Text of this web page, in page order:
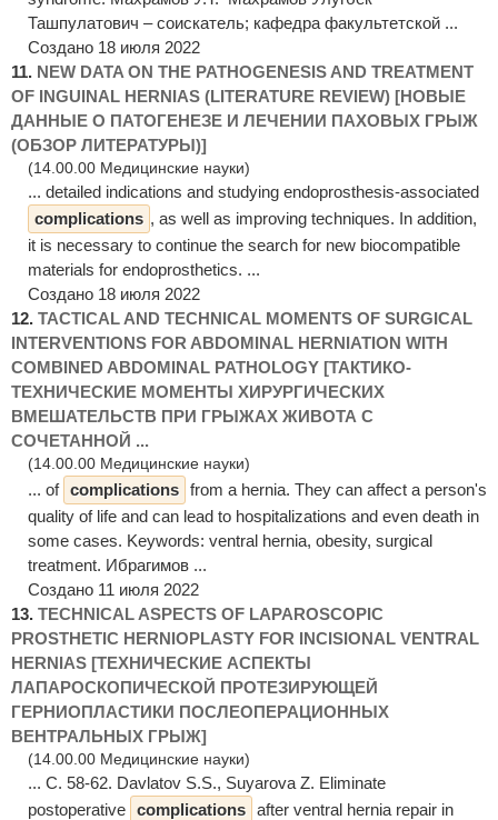
Ташпулатович – соискатель; кафедра факультетской ...
Создано 18 июля 2022
11. NEW DATA ON THE PATHOGENESIS AND TREATMENT
OF INGUINAL HERNIAS (LITERATURE REVIEW) [НОВЫЕ
ДАННЫЕ О ПАТОГЕНЕЗЕ И ЛЕЧЕНИИ ПАХОВЫХ ГРЫЖ
(ОБЗОР ЛИТЕРАТУРЫ)]
(14.00.00 Медицинские науки)
... detailed indications and studying endoprosthesis-associated
complications , as well as improving techniques. In addition,
it is necessary to continue the search for new biocompatible
materials for endoprosthetics. ...
Создано 18 июля 2022
12. TACTICAL AND TECHNICAL MOMENTS OF SURGICAL
INTERVENTIONS FOR ABDOMINAL HERNIATION WITH
COMBINED ABDOMINAL PATHOLOGY [ТАКТИКО-
ТЕХНИЧЕСКИЕ МОМЕНТЫ ХИРУРГИЧЕСКИХ
ВМЕШАТЕЛЬСТВ ПРИ ГРЫЖАХ ЖИВОТА С
СОЧЕТАННОЙ ...
(14.00.00 Медицинские науки)
... of complications from a hernia. They can affect a person's
quality of life and can lead to hospitalizations and even death in
some cases. Keywords: ventral hernia, obesity, surgical
treatment. Ибрагимов ...
Создано 11 июля 2022
13. TECHNICAL ASPECTS OF LAPAROSCOPIC
PROSTHETIC HERNIOPLASTY FOR INCISIONAL VENTRAL
HERNIAS [ТЕХНИЧЕСКИЕ АСПЕКТЫ
ЛАПАРОСКОПИЧЕСКОЙ ПРОТЕЗИРУЮЩЕЙ
ГЕРНИОПЛАСТИКИ ПОСЛЕОПЕРАЦИОННЫХ
ВЕНТРАЛЬНЫХ ГРЫЖ]
(14.00.00 Медицинские науки)
... С. 58-62. Davlatov S.S., Suyarova Z. Eliminate
postoperative complications after ventral hernia repair in